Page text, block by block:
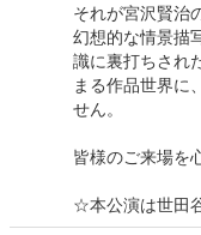
それが宮沢賢治
幻想的な情景描
識に裏打ちされ
まる作品世界に
せん。
皆様のご来場を
☆本公演は世田